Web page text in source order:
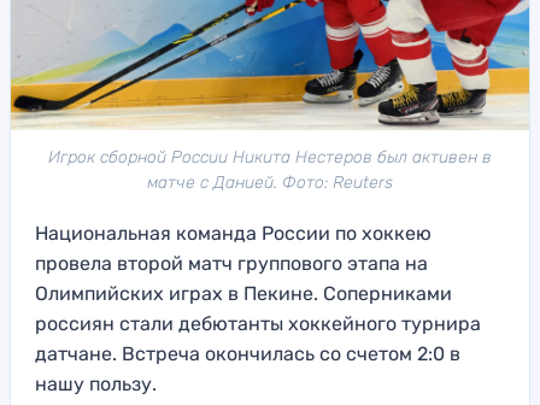
Игрок сборной России Никита Нестеров был активен в
матче с Данией. Фото: Reuters
Национальная команда России по хоккею
провела второй матч группового этапа на
Олимпийских играх в Пекине. Соперниками
россиян стали дебютанты хоккейного турнира
датчане. Встреча окончилась со счетом 2:0 в
нашу пользу.